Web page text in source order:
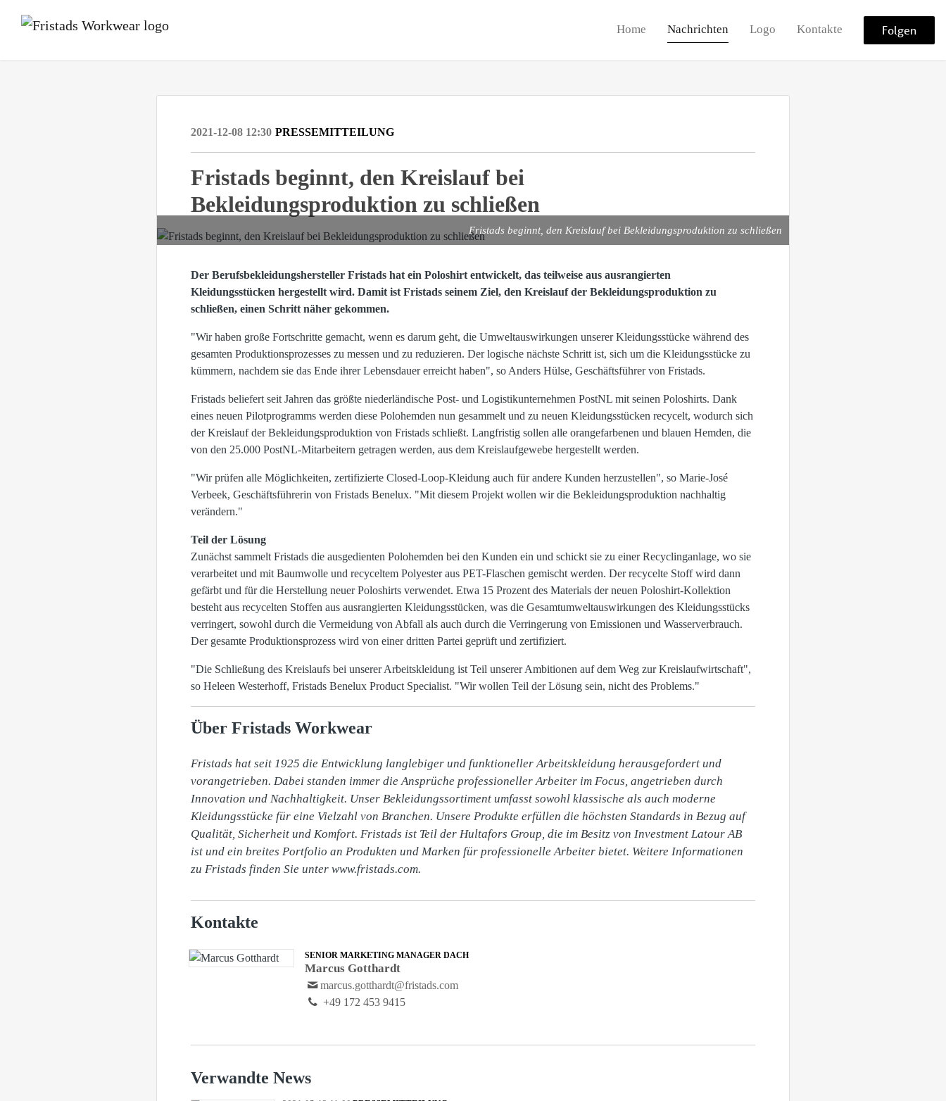
Home Nachrichten Logo Kontakte Folgen
2021-12-08 12:30 PRESSEMITTEILUNG
Fristads beginnt, den Kreislauf bei
Bekleidungsproduktion zu schließen
Fristads beginnt, den Kreislauf bei Bekleidungsproduktion zu schließen
Der Berufsbekleidungshersteller Fristads hat ein Poloshirt entwickelt, das teilweise aus ausrangierten
Kleidungsstücken hergestellt wird. Damit ist Fristads seinem Ziel, den Kreislauf der Bekleidungsproduktion zu
schließen, einen Schritt näher gekommen.
"Wir haben große Fortschritte gemacht, wenn es darum geht, die Umweltauswirkungen unserer Kleidungsstücke während des
gesamten Produktionsprozesses zu messen und zu reduzieren. Der logische nächste Schritt ist, sich um die Kleidungsstücke zu
kümmern, nachdem sie das Ende ihrer Lebensdauer erreicht haben", so Anders Hülse, Geschäftsführer von Fristads.
Fristads beliefert seit Jahren das größte niederländische Post- und Logistikunternehmen PostNL mit seinen Poloshirts. Dank
eines neuen Pilotprogramms werden diese Polohemden nun gesammelt und zu neuen Kleidungsstücken recycelt, wodurch sich
der Kreislauf der Bekleidungsproduktion von Fristads schließt. Langfristig sollen alle orangefarbenen und blauen Hemden, die
von den 25.000 PostNL-Mitarbeitern getragen werden, aus dem Kreislaufgewebe hergestellt werden.
"Wir prüfen alle Möglichkeiten, zertifizierte Closed-Loop-Kleidung auch für andere Kunden herzustellen", so Marie-José
Verbeek, Geschäftsführerin von Fristads Benelux. "Mit diesem Projekt wollen wir die Bekleidungsproduktion nachhaltig
verändern."
Teil der Lösung
Zunächst sammelt Fristads die ausgedienten Polohemden bei den Kunden ein und schickt sie zu einer Recyclinganlage, wo sie
verarbeitet und mit Baumwolle und recyceltem Polyester aus PET-Flaschen gemischt werden. Der recycelte Stoff wird dann
gefärbt und für die Herstellung neuer Poloshirts verwendet. Etwa 15 Prozent des Materials der neuen Poloshirt-Kollektion
besteht aus recycelten Stoffen aus ausrangierten Kleidungsstücken, was die Gesamtumweltauswirkungen des Kleidungsstücks
verringert, sowohl durch die Vermeidung von Abfall als auch durch die Verringerung von Emissionen und Wasserverbrauch.
Der gesamte Produktionsprozess wird von einer dritten Partei geprüft und zertifiziert.
"Die Schließung des Kreislaufs bei unserer Arbeitskleidung ist Teil unserer Ambitionen auf dem Weg zur Kreislaufwirtschaft",
so Heleen Westerhoff, Fristads Benelux Product Specialist. "Wir wollen Teil der Lösung sein, nicht des Problems."
Über Fristads Workwear
Fristads hat seit 1925 die Entwicklung langlebiger und funktioneller Arbeitskleidung herausgefordert und
vorangetrieben. Dabei standen immer die Ansprüche professioneller Arbeiter im Focus, angetrieben durch
Innovation und Nachhaltigkeit. Unser Bekleidungssortiment umfasst sowohl klassische als auch moderne
Kleidungsstücke für eine Vielzahl von Branchen. Unsere Produkte erfüllen die höchsten Standards in Bezug auf
Qualität, Sicherheit und Komfort. Fristads ist Teil der Hultafors Group, die im Besitz von Investment Latour AB
ist und ein breites Portfolio an Produkten und Marken für professionelle Arbeiter bietet. Weitere Informationen
zu Fristads finden Sie unter www.fristads.com.
Kontakte
SENIOR MARKETING MANAGER DACH
Marcus Gotthardt
marcus.gotthardt@fristads.com
+49 172 453 9415
Verwandte News